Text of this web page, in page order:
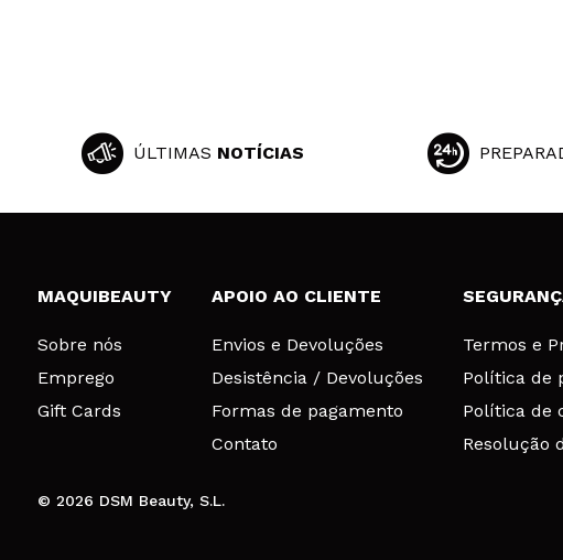
ÚLTIMAS NOTÍCIAS
MAQUIBEAUTY
Sobre nós
Emprego
Gift Cards
APOIO AO CLIENTE
Envios e Devoluções
Desistência / Devoluções
Formas de pagamento
Contato
Termos e
Política de
Política de
Resolução
© 2026 DSM Beauty, S.L.